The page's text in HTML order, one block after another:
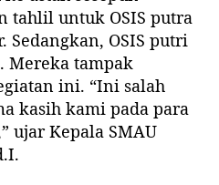
tahlil untuk OSIS putra
Sedangkan, OSIS putri
Mereka tampak
ini. “Ini salah
kasih kami pada para
ujar Kepala SMAU